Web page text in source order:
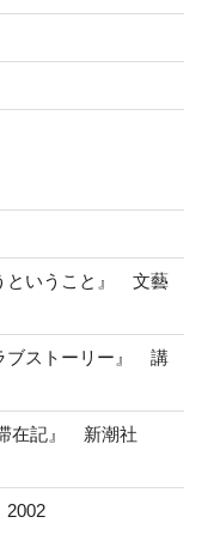
ということ』 文藝
ブストーリー』 講
在記』 新潮社